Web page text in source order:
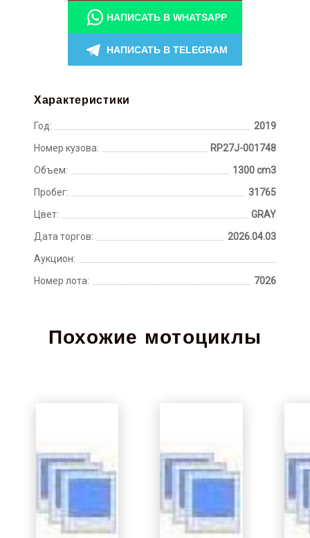
НАПИСАТЬ В WHATSAPP
НАПИСАТЬ В TELEGRAM
Характеристики
Год:
2019
Номер кузова:
RP27J-001748
Объем:
1300 cm3
Пробег:
31765
Цвет:
GRAY
Дата торгов:
2026.04.03
Аукцион:
Номер лота:
7026
Похожие мотоциклы